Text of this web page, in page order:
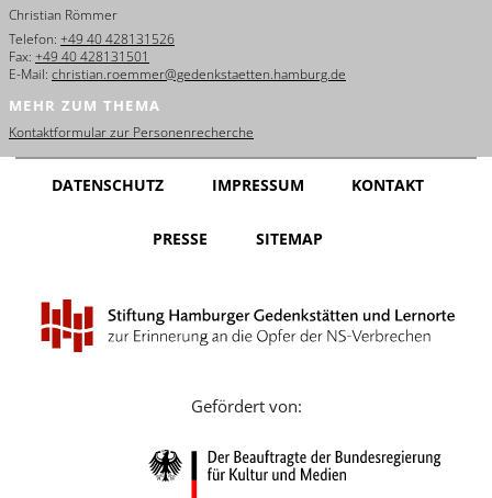
Français
Dansk
Español
Nederlands
Português
Русский
Christian Römmer
Telefon: +49 40 428131526
Fax: +49 40 428131501
E-Mail: christian.roemmer@gedenkstaetten.hamburg.de
MEHR ZUM THEMA
Kontaktformular zur Personenrecherche
DATENSCHUTZ IMPRESSUM KONTAKT
PRESSE SITEMAP
Gefördert von: